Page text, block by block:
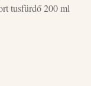
tusfürdő 200 ml